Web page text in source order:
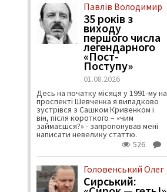
Павлів Володимир
35 років з
виходу
першого числа
легендарного
«Пост-
Поступу»
01.08.2026
Десь на початку місяця у 1991-му на
проспекті Шевченка я випадково
зустрівся з Сашком Кривенком і
він, після короткого – «чим
займаєшся?» - запропонував мені
написати невелику статтю.
526
Головенський Олег
Сирський: